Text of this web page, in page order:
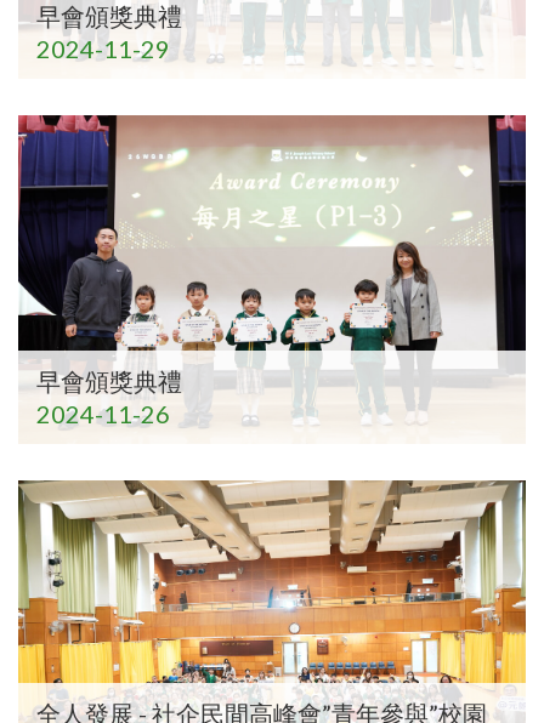
早會頒獎典禮
2024-11-29
早會頒獎典禮
2024-11-26
全人發展 - 社企民間高峰會”青年參與”校園